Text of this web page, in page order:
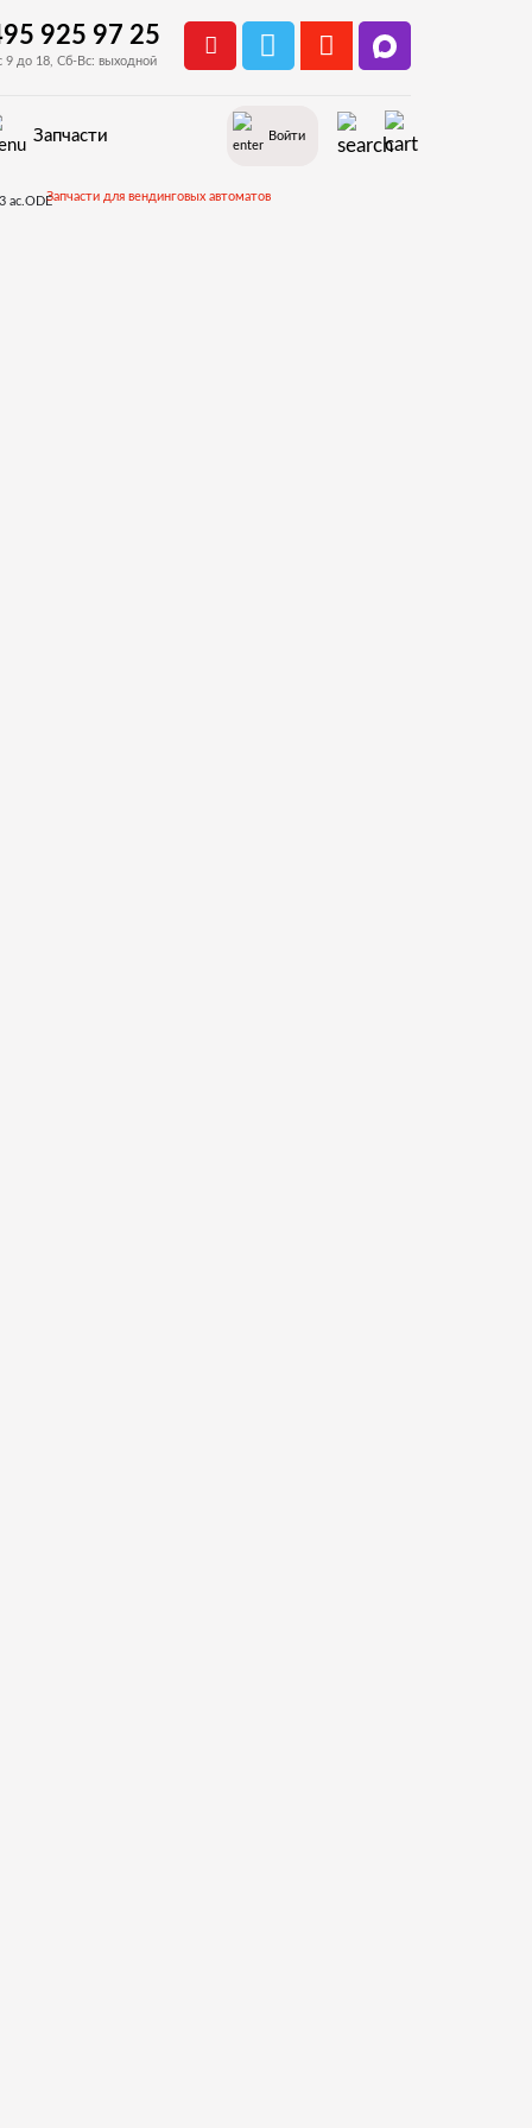
925 97 25
9 до 18, Сб-Вс: выходной
Запчасти Войти
Запчасти для вендинговых автоматов